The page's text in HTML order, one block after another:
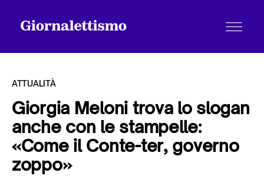
Tutti gli articoli
Chi siamo
ATTUALITÀ
Giorgia Meloni trova lo slogan
anche con le stampelle:
«Come il Conte-ter, governo
zoppo»